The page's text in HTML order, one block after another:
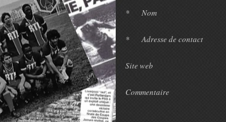
Nom
*
Adresse de contact
*
Site web
Commentaire